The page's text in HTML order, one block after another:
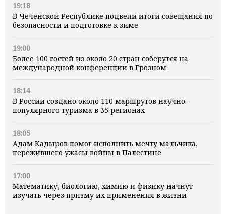
19:18
В Чеченской Республике подвели итоги совещания по
безопасности и подготовке к зиме
19:00
Более 100 гостей из около 20 стран соберутся на
международной конференции в Грозном
18:14
В России создано около 110 маршрутов научно-
популярного туризма в 35 регионах
18:05
Адам Кадыров помог исполнить мечту мальчика,
пережившего ужасы войны в Палестине
17:00
Математику, биологию, химию и физику начнут
изучать через призму их применения в жизни